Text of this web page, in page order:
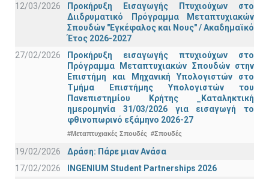
12/03/2026
Προκήρυξη Εισαγωγής Πτυχιούχων στο
Διιδρυματικό Πρόγραμμα Μεταπτυχιακών
Σπουδών "Εγκέφαλος και Νους" / Ακαδημαϊκό
Έτος 2026-2027
27/02/2026
Προκήρυξη εισαγωγής πτυχιούχων στo
Πρόγραμμα Μεταπτυχιακών Σπουδών στην
Επιστήμη και Μηχανική Υπολογιστών στο
Τμήμα Eπιστήμης Υπολογιστών του
Πανεπιστημίου Κρήτης _Καταληκτική
ημερομηνία 31/03/2026 για εισαγωγή το
φθινοπωρινό εξάμηνο 2026-27
#Μεταπτυχιακές Σπουδές #Σπουδές
19/02/2026
Δράση: Πάρε μιαν Ανάσα
17/02/2026
INGENIUM Student Partnerships 2026